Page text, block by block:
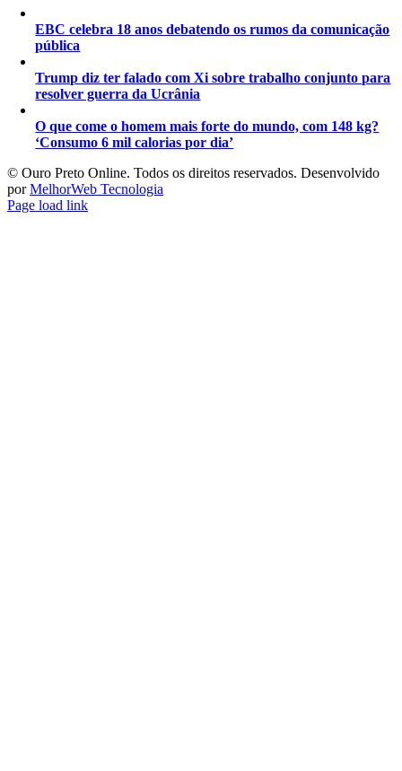
EBC celebra 18 anos debatendo os rumos da comunicação
pública
Trump diz ter falado com Xi sobre trabalho conjunto para
resolver guerra da Ucrânia
O que come o homem mais forte do mundo, com 148 kg?
‘Consumo 6 mil calorias por dia’
©️ Ouro Preto Online. Todos os direitos reservados. Desenvolvido
porMelhorWeb Tecnologia
Page load link